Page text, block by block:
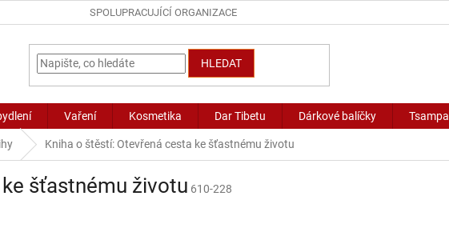
SPOLUPRACUJÍCÍ ORGANIZACE
HLEDAT
Vaření Kosmetika Dar Tibetu Dárkové balíčky Tsampa
Kniha o štěstí: Otevřená cesta ke šťastnému životu
šťastnému životu 610-228